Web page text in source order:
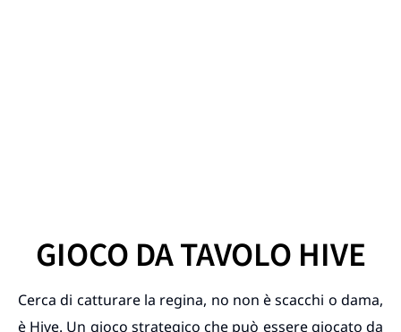
GIOCO DA TAVOLO HIVE
Cerca di catturare la regina, no non è scacchi o dama,
è Hive. Un gioco strategico che può essere giocato da